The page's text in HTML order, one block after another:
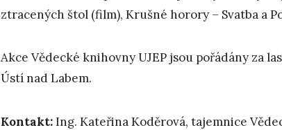
ztracených štol (film), Krušné horory – Svatba a
Akce Vědecké knihovny UJEP jsou pořádány za
Ústí nad Labem.
Kontakt:Ing. Kateřina Koděrová, tajemnice